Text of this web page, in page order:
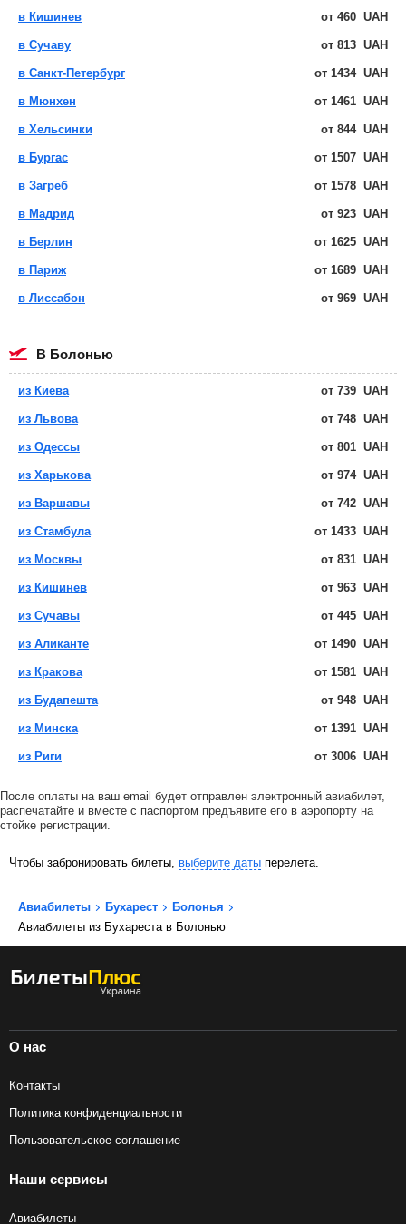
в Кишинев от 460 UAH
в Сучаву от 813 UAH
в Санкт-Петербург от 1434 UAH
в Мюнхен от 1461 UAH
в Хельсинки от 844 UAH
в Бургас от 1507 UAH
в Загреб от 1578 UAH
в Мадрид от 923 UAH
в Берлин от 1625 UAH
в Париж от 1689 UAH
в Лиссабон от 969 UAH
в Болонью
из Киева от 739 UAH
из Львова от 748 UAH
из Одессы от 801 UAH
из Харькова от 974 UAH
из Варшавы от 742 UAH
из Стамбула от 1433 UAH
из Москвы от 831 UAH
из Кишинев от 963 UAH
из Сучавы от 445 UAH
из Аликанте от 1490 UAH
из Кракова от 1581 UAH
из Будапешта от 948 UAH
из Минска от 1391 UAH
из Риги от 3006 UAH
После оплаты на ваш email будет отправлен электронный авиабилет,
распечатайте и вместе с паспортом предъявите его в аэропорту на
стойке регистрации.
Чтобы забронировать билеты, выберите даты перелета.
Авиабилеты Бухарест
Болонья
Авиабилеты из Бухареста в Болонью
О нас
Контакты
Политика конфиденциальности
Пользовательское соглашение
Наши сервисы
Авиабилеты